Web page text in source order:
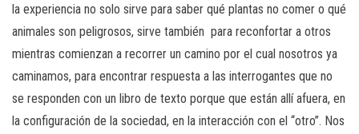
la experiencia no solo sirve para saber qué plantas no comer o qué
animales son peligrosos, sirve también para reconfortar a otros
mientras comienzan a recorrer un camino por el cual nosotros ya
caminamos, para encontrar respuesta a las interrogantes que no
se responden con un libro de texto porque que están allí afuera, en
la configuración de la sociedad, en la interacción con el “otro”. Nos